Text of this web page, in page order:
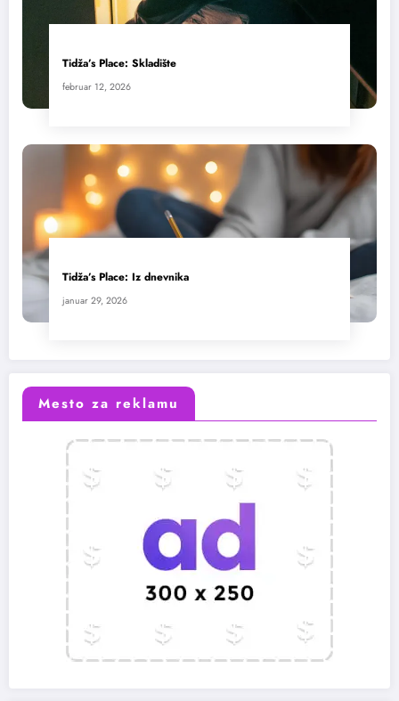
Tidža’s Place: Skladište
februar 12, 2026
Tidža’s Place: Iz dnevnika
januar 29, 2026
Mesto za reklamu